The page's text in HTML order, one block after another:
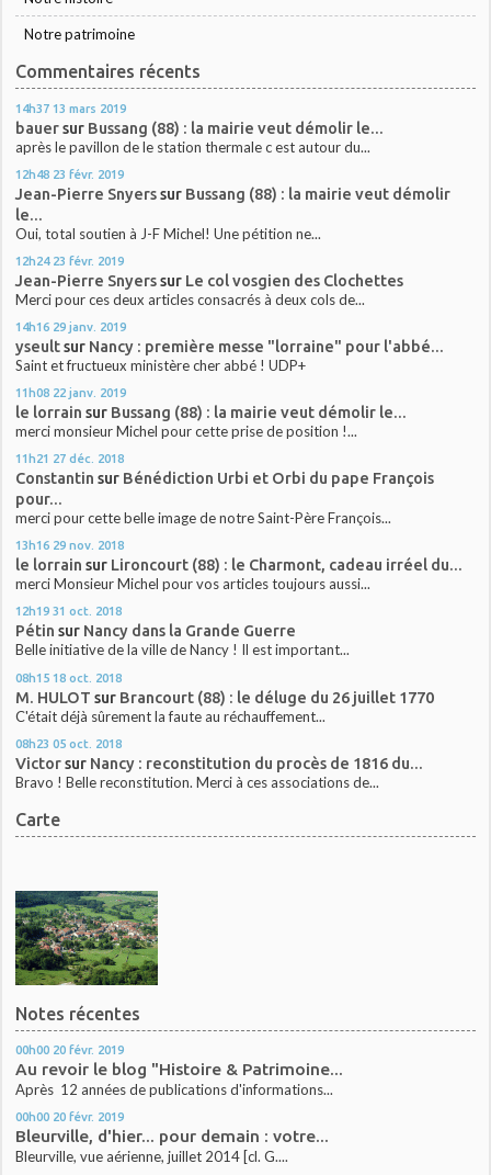
Notre patrimoine
Commentaires récents
14h37 13 mars 2019
bauersur Bussang (88) : la mairie veut démolir le...
après le pavillon de le station thermale c est autour du...
12h48 23 févr. 2019
Jean-Pierre Snyerssur Bussang (88) : la mairie veut démolir
le...
Oui, total soutien à J-F Michel! Une pétition ne...
12h24 23 févr. 2019
Jean-Pierre Snyerssur Le col vosgien des Clochettes
Merci pour ces deux articles consacrés à deux cols de...
14h16 29 janv. 2019
yseultsur Nancy : première messe "lorraine" pour l'abbé...
Saint et fructueux ministère cher abbé ! UDP+
11h08 22 janv. 2019
le lorrain sur Bussang (88) : la mairie veut démolir le...
merci monsieur Michel pour cette prise de position !...
11h21 27 déc. 2018
Constantin sur Bénédiction Urbi et Orbi du pape François
pour...
merci pour cette belle image de notre Saint-Père François...
13h16 29 nov. 2018
le lorrain sur Lironcourt (88) : le Charmont, cadeau irréel du...
merci Monsieur Michel pour vos articles toujours aussi...
12h19 31 oct. 2018
Pétin sur Nancy dans la Grande Guerre
Belle initiative de la ville de Nancy ! Il est important...
08h15 18 oct. 2018
M. HULOT sur Brancourt (88) : le déluge du 26 juillet 1770
C'était déjà sûrement la faute au réchauffement...
08h23 05 oct. 2018
Victorsur Nancy : reconstitution du procès de 1816 du...
Bravo ! Belle reconstitution. Merci à ces associations de...
Carte
Notes récentes
00h00 20 févr. 2019
Au revoir le blog "Histoire & Patrimoine...
Après 12 années de publications d'informations...
00h00 20 févr. 2019
Bleurville, d'hier... pour demain : votre...
Bleurville, vue aérienne, juillet 2014 [cl. G....